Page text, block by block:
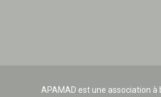
APAMAD est une association